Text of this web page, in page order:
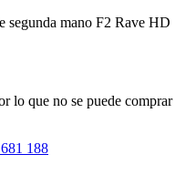
segunda mano F2 Rave HD
lo que no se puede comprar
188